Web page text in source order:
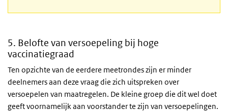
5. Belofte van versoepeling bij hoge
vaccinatiegraad
Ten opzichte van de eerdere meetrondes zijn er minder
deelnemers aan deze vraag die zich uitspreken over
versoepelen van maatregelen. De kleine groep die dit wel doet
geeft voornamelijk aan voorstander te zijn van versoepelingen.